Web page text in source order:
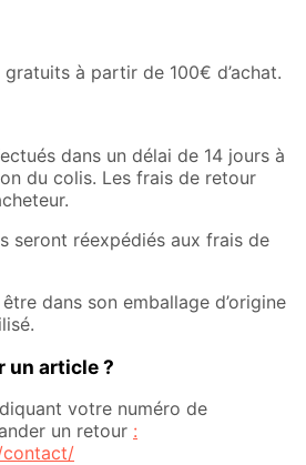
à partir de 100€ d’achat.
dans un délai de 14 jours à
du colis. Les frais de retour
seront réexpédiés aux frais de
dans son emballage d’origine
un article ?
votre numéro de
un retour :